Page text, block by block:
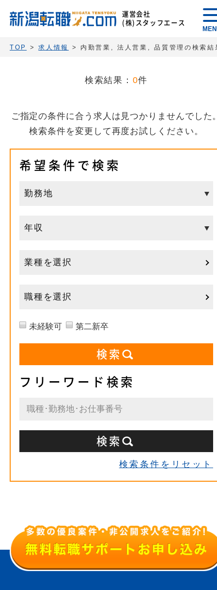
運営会社
(株)スタッフエース
TOP >求人情報 > 内勤営業, 法人営業, 品質管理の検索結
検索結果： 0件
ご指定の条件に合う求人は見つかりませんでした
検索条件を変更して再度お試しください。
希望条件で検索
業種を選択
職種を選択
未経験可 第二新卒
フリーワード検索
検索条件をリセット